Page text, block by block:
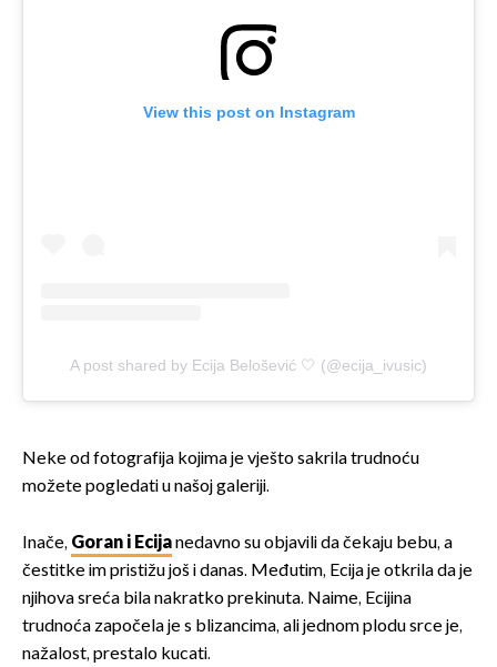
View this post on Instagram
A post shared by Ecija Belošević 🤍 (@ecija_ivusic)
Neke od fotografija kojima je vješto sakrila trudnoću
možete pogledati u našoj galeriji.
Inače, Goran i Ecijanedavno su objavili da čekaju bebu, a
čestitke im pristižu još i danas. Međutim, Ecija je otkrila da je
njihova sreća bila nakratko prekinuta. Naime, Ecijina
trudnoća započela je s blizancima, ali jednom plodu srce je,
nažalost, prestalo kucati.